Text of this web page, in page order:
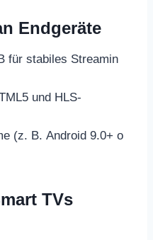
Endgeräte
für stabiles Streamin
und HLS-
(z. B. Android 9.0+ o
TVs